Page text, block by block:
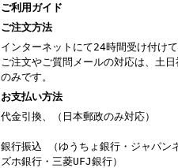
ご利用ガイド
ご注文方法
インターネットにて24時間受け付けて
ご注文やご質問メールの対応は、土日
のみです。
お支払い方法
代金引換、（日本郵政のみ対応）
銀行振込 （ゆうちょ銀行・ジャパン
ズホ銀行・三菱UFJ銀行）